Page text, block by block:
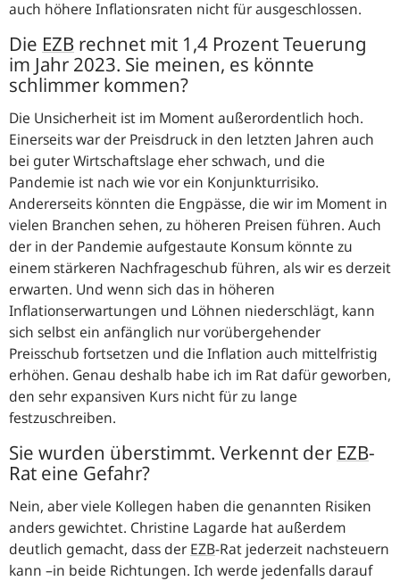
auch höhere Inflationsraten nicht für ausgeschlossen.
Die EZB rechnet mit 1,4 Prozent Teuerung
im Jahr 2023. Sie meinen, es könnte
schlimmer kommen?
Die Unsicherheit ist im Moment außerordentlich hoch.
Einerseits war der Preisdruck in den letzten Jahren auch
bei guter Wirtschaftslage eher schwach, und die
Pandemie ist nach wie vor ein Konjunkturrisiko.
Andererseits könnten die Engpässe, die wir im Moment in
vielen Branchen sehen, zu höheren Preisen führen. Auch
der in der Pandemie aufgestaute Konsum könnte zu
einem stärkeren Nachfrageschub führen, als wir es derzeit
erwarten. Und wenn sich das in höheren
Inflationserwartungen und Löhnen niederschlägt, kann
sich selbst ein anfänglich nur vorübergehender
Preisschub fortsetzen und die Inflation auch mittelfristig
erhöhen. Genau deshalb habe ich im Rat dafür geworben,
den sehr expansiven Kurs nicht für zu lange
festzuschreiben.
Sie wurden überstimmt. Verkennt der EZB-
Rat eine Gefahr?
Nein, aber viele Kollegen haben die genannten Risiken
anders gewichtet. Christine Lagarde hat außerdem
deutlich gemacht, dass der EZB-Rat jederzeit nachsteuern
kann –in beide Richtungen. Ich werde jedenfalls darauf